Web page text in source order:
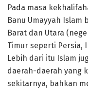
Pada masa
Banu Umayyah Islam
Barat dan Utara
Timur seperti Persia,
Lebih dari itu Islam
daerah-daerah yang
sekitarnya, bahkan